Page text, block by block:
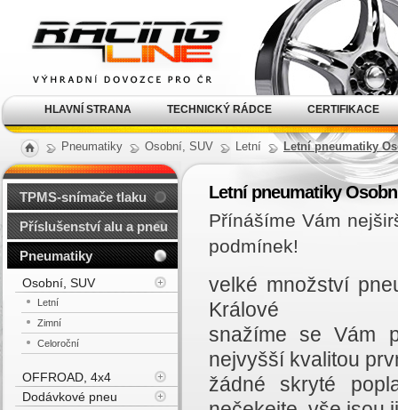
Pneumatiky Osobní, SUV Letní Letní pneumatiky
Letní pneumatiky
Přínášíme Vám
podmínek!
velké množství
Králové
snažíme se Vám
nejvyšší kvalitou
žádné skryté
TPMS-snímače tlaku
Příslušenství alu a pneu
Pneumatiky
Osobní, SUV
Letní
Zimní
Celoroční
OFFROAD, 4x4
Dodávkové pneu
kola Racing Line
HLAVNÍ STRANA TECHNICKÝ RÁDCE CERTIFIKACE